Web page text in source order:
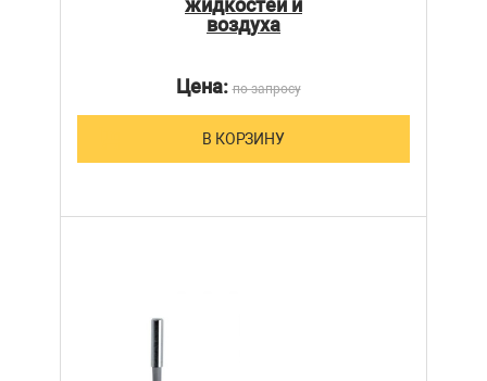
жидкостей и
воздуха
Цена:по запросу
В КОРЗИНУ